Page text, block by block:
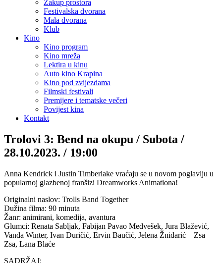
Zakup prostora
Festivalska dvorana
Mala dvorana
Klub
Kino
Kino program
Kino mreža
Lektira u kinu
Auto kino Krapina
Kino pod zvijezdama
Filmski festivali
Premijere i tematske večeri
Povijest kina
Kontakt
Trolovi 3: Bend na okupu / Subota /
28.10.2023. / 19:00
Anna Kendrick i Justin Timberlake vraćaju se u novom poglavlju u
popularnoj glazbenoj franšizi Dreamworks Animationa!
Originalni naslov: Trolls Band Together
Dužina filma: 90 minuta
Žanr: animirani, komedija, avantura
Glumci: Renata Sabljak, Fabijan Pavao Medvešek, Jura Blažević,
Vanda Winter, Ivan Đuričić, Ervin Baučić, Jelena Žnidarić – Zsa
Zsa, Lana Blaće
SADRŽAJ: